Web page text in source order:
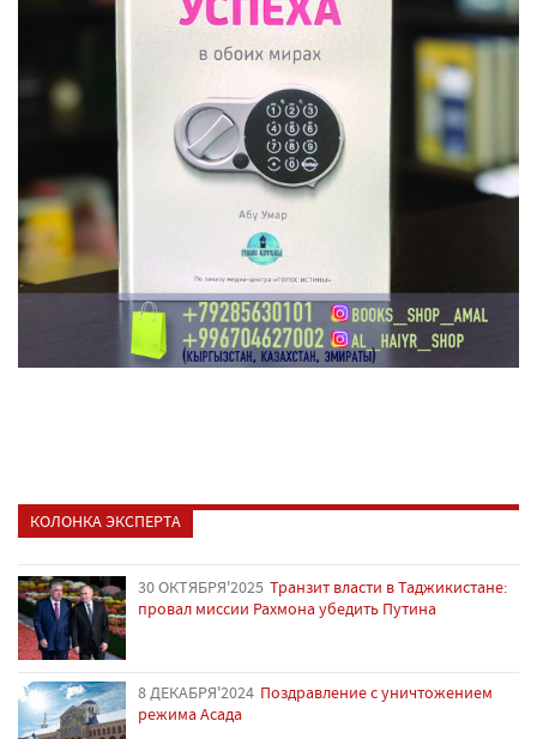
КОЛОНКА ЭКСПЕРТА
30 ОКТЯБРЯ'2025 Транзит власти в Таджикистане:
провал миссии Рахмона убедить Путина
8 ДЕКАБРЯ'2024 Поздравление с уничтожением
режима Асада